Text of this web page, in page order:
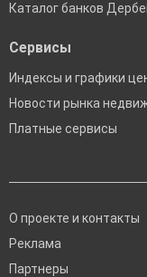
Каталог банков
Сервисы
Индексы и графики
Новости рынка
Платные сервисы
О проекте и контакты
Реклама
Партнеры